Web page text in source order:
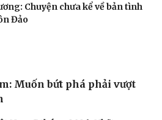
đồng
bộ” phòng vé tháng 8, đối đầu